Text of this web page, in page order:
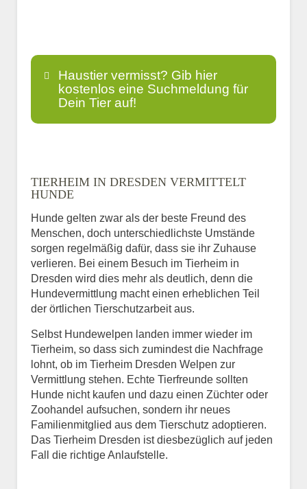
Haustier vermisst? Gib hier
kostenlos eine Suchmeldung für
Dein Tier auf!
E-Mail*
Informationen über das
Tier.
Art des Tiers*
TIERHEIM IN DRESDEN VERMITTELT
HUNDE
Hunde gelten zwar als der beste Freund des
Menschen, doch unterschiedlichste Umstände
sorgen regelmäßig dafür, dass sie ihr Zuhause
verlieren. Bei einem Besuch im Tierheim in
Dresden wird dies mehr als deutlich, denn die
Hundevermittlung macht einen erheblichen Teil
der örtlichen Tierschutzarbeit aus.
Selbst Hundewelpen landen immer wieder im
Tierheim, so dass sich zumindest die Nachfrage
lohnt, ob im Tierheim Dresden Welpen zur
Vermittlung stehen. Echte Tierfreunde sollten
Hunde nicht kaufen und dazu einen Züchter oder
Zoohandel aufsuchen, sondern ihr neues
Familienmitglied aus dem Tierschutz adoptieren.
Das Tierheim Dresden ist diesbezüglich auf jeden
Fall die richtige Anlaufstelle.